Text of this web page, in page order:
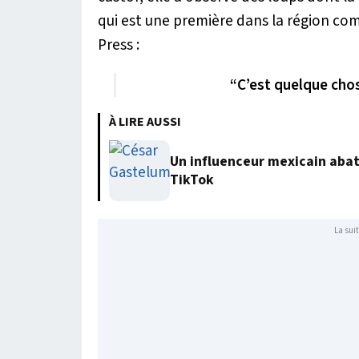
qui est une première dans la région
Press :
“C’est quelque
À LIRE AUSSI
Un influenceur mexicain
TikTok
La